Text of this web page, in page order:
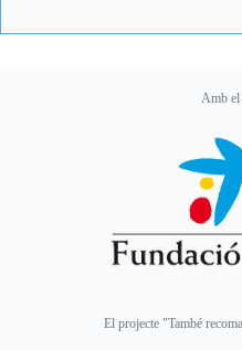
Amb el
El projecte "També